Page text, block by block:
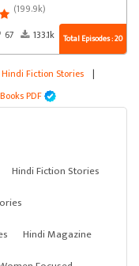
(199.9k)
67 133.1k Total Episodes : 20
Hindi Fiction Stories |
PDF
Hindi Fiction Stories
Hindi Magazine